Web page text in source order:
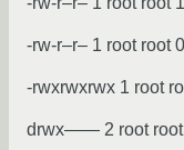
-rw-r–r– 1 root root
-rwxrwxrwx 1 root
drwx—— 2 root root